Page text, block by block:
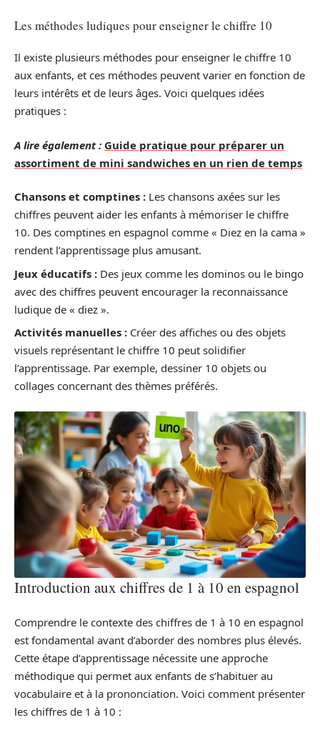
Les méthodes ludiques pour enseigner le chiffre 10
Il existe plusieurs méthodes pour enseigner le chiffre 10
aux enfants, et ces méthodes peuvent varier en fonction de
leurs intérêts et de leurs âges. Voici quelques idées
pratiques :
A lire également : Guide pratique pour préparer un
assortiment de mini sandwiches en un rien de temps
Chansons et comptines : Les chansons axées sur les
chiffres peuvent aider les enfants à mémoriser le chiffre
10. Des comptines en espagnol comme « Diez en la cama »
rendent l’apprentissage plus amusant.
Jeux éducatifs : Des jeux comme les dominos ou le bingo
avec des chiffres peuvent encourager la reconnaissance
ludique de « diez ».
Activités manuelles : Créer des affiches ou des objets
visuels représentant le chiffre 10 peut solidifier
l’apprentissage. Par exemple, dessiner 10 objets ou
collages concernant des thèmes préférés.
Introduction aux chiffres de 1 à 10 en espagnol
Comprendre le contexte des chiffres de 1 à 10 en espagnol
est fondamental avant d’aborder des nombres plus élevés.
Cette étape d’apprentissage nécessite une approche
méthodique qui permet aux enfants de s’habituer au
vocabulaire et à la prononciation. Voici comment présenter
les chiffres de 1 à 10 :